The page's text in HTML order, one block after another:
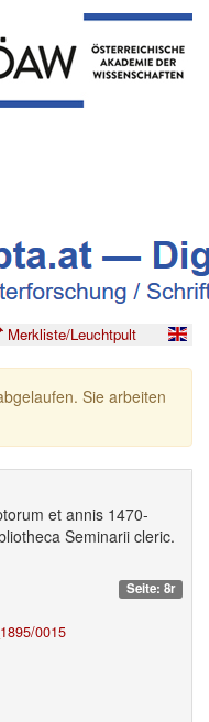
Merkliste/Leuchtpult
Sie arbeiten
et annis 1470-
Seminarii cleric.
Seite: 8r
0015